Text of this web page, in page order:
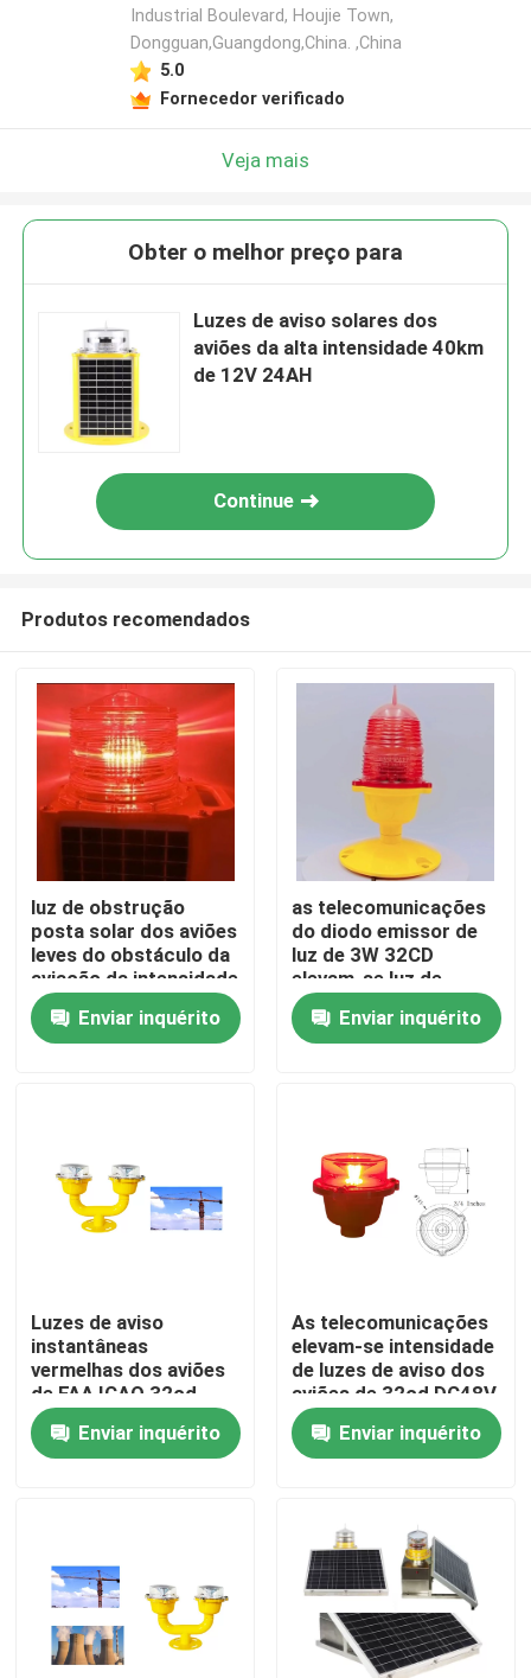
Casa
Excursão da fábrica
Contacte-nos
Peça umas citações
Luz de obstrução posta solar
Luz de obstrução dos aviões
Industrial Boulevard, Houjie Town,
Dongguan,Guangdong,China. ,China
5.0
Fornecedor verificado
Veja mais
Obter o melhor preço para
Luzes de aviso solares dos
aviões da alta intensidade 40km
de 12V 24AH
Continue
Produtos recomendados
luz de obstrução
posta solar dos aviões
leves do obstáculo da
aviação da intensidade
média vermelha do
flash L865Enviar inquérito
as telecomunicações
do diodo emissor de
luz de 3W 32CD
elevam-se luz de
baliza da aviação da
baixa intensidade
Enviar inquérito
Luzes de aviso
instantâneas
vermelhas dos aviões
de FAA ICAO 32cd
AC110V para a torre
do ferroEnviar inquérito
As telecomunicações
elevam-se intensidade
de luzes de aviso dos
aviões de 32cd DC48V
baixa
Enviar inquérito